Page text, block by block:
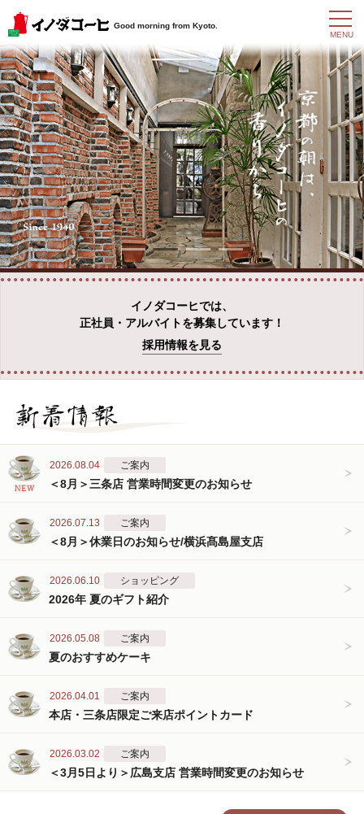
Good morning from Kyoto.
t
o
g
g
l
e
n
a
v
g
a
t
i
o
n
MENU
イノダコーヒでは、
正社員・アルバイトを募集しています！
採用情報を見る
2026.08.04 ご案内
＜8月＞三条店 営業時間変更のお知らせ
2026.07.13 ご案内
＜8月＞休業日のお知らせ/横浜髙島屋支店
2026.06.10 ショッピング
2026年 夏のギフト紹介
2026.05.08 ご案内
夏のおすすめケーキ
2026.04.01 ご案内
本店・三条店限定ご来店ポイントカード
2026.03.02 ご案内
＜3月5日より＞広島支店 営業時間変更のお知らせ